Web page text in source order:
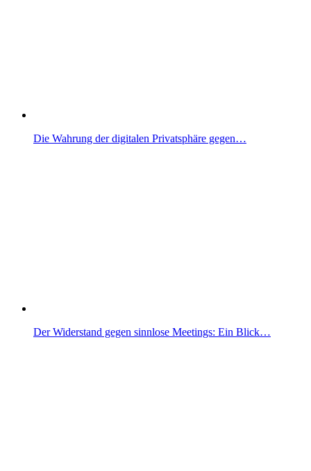
Die Wahrung der digitalen Privatsphäre gegen…
Der Widerstand gegen sinnlose Meetings: Ein Blick…